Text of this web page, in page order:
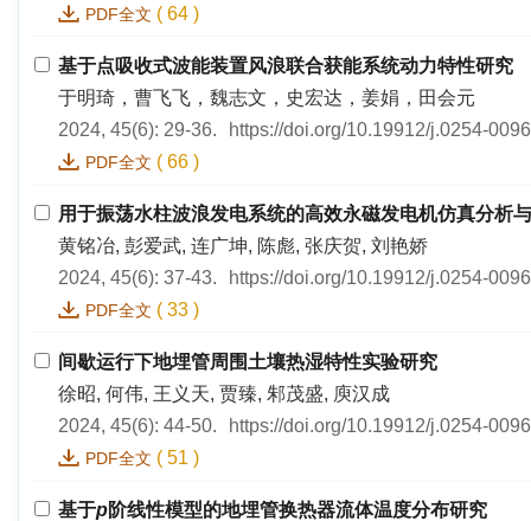
PDF全文 ( 64 )
基于点吸收式波能装置风浪联合获能系统动力特性研究
于明琦，曹飞飞，魏志文，史宏达，姜娟，田会元
2024, 45(6): 29-36.
https://doi.org/10.19912/j.0254-
PDF全文 ( 66 )
用于振荡水柱波浪发电系统的高效永磁发电机仿真分析
黄铭冶, 彭爱武, 连广坤, 陈彪, 张庆贺, 刘艳娇
2024, 45(6): 37-43.
https://doi.org/10.19912/j.0254-
PDF全文 ( 33 )
间歇运行下地埋管周围土壤热湿特性实验研究
徐昭, 何伟, 王义天, 贾臻, 邾茂盛, 庾汉成
2024, 45(6): 44-50.
https://doi.org/10.19912/j.0254-
PDF全文 ( 51 )
基于p阶线性模型的地埋管换热器流体温度分布研究